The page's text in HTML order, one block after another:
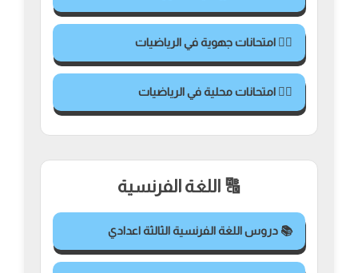
✍🏻 امتحانات جهوية في الرياضيات
✍🏻 امتحانات محلية في الرياضيات
🔠 اللغة الفرنسية
📚 دروس اللغة الفرنسية الثالثة اعدادي